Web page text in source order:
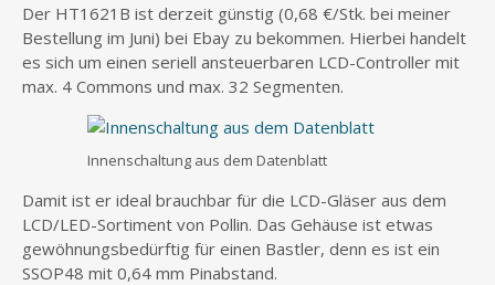
Der HT1621B ist derzeit günstig (0,68 €/Stk. bei meiner
Bestellung im Juni) bei Ebay zu bekommen. Hierbei handelt
es sich um einen seriell ansteuerbaren LCD-Controller mit
max. 4 Commons und max. 32 Segmenten.
Innenschaltung aus dem Datenblatt
Damit ist er ideal brauchbar für die LCD-Gläser aus dem
LCD/LED-Sortiment von Pollin. Das Gehäuse ist etwas
gewöhnungsbedürftig für einen Bastler, denn es ist ein
SSOP48 mit 0,64 mm Pinabstand.